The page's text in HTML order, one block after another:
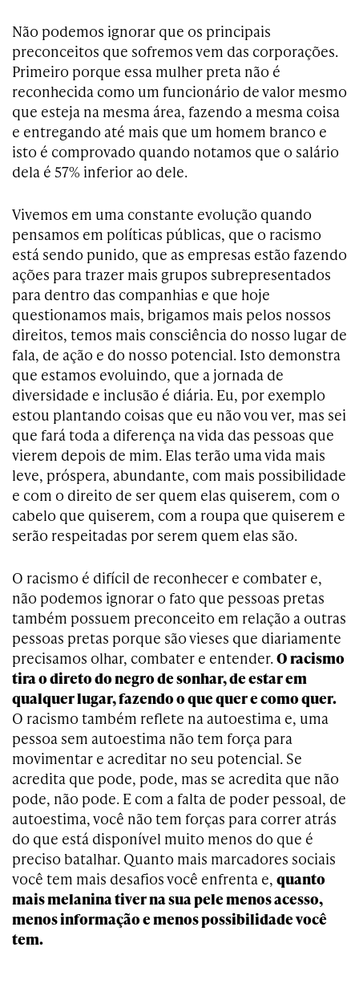
Não podemos ignorar que os principais
preconceitos que sofremos vem das corporações.
Primeiro porque essa mulher preta não é
reconhecida como um funcionário de valor mesmo
que esteja na mesma área, fazendo a mesma coisa
e entregando até mais que um homem branco e
isto é comprovado quando notamos que o salário
dela é 57% inferior ao dele.
Vivemos em uma constante evolução quando
pensamos em políticas públicas, que o racismo
está sendo punido, que as empresas estão fazendo
ações para trazer mais grupos subrepresentados
para dentro das companhias e que hoje
questionamos mais, brigamos mais pelos nossos
direitos, temos mais consciência do nosso lugar de
fala, de ação e do nosso potencial. Isto demonstra
que estamos evoluindo, que a jornada de
diversidade e inclusão é diária. Eu, por exemplo
estou plantando coisas que eu não vou ver, mas sei
que fará toda a diferença na vida das pessoas que
vierem depois de mim. Elas terão uma vida mais
leve, próspera, abundante, com mais possibilidade
e com o direito de ser quem elas quiserem, com o
cabelo que quiserem, com a roupa que quiserem e
serão respeitadas por serem quem elas são.
O racismo é difícil de reconhecer e combater e,
não podemos ignorar o fato que pessoas pretas
também possuem preconceito em relação a outras
pessoas pretas porque são vieses que diariamente
precisamos olhar, combater e entender.O racismo
tira o direto do negro de sonhar, de estar em
qualquer lugar, fazendo o que quer e como quer.
O racismo também reflete na autoestima e, uma
pessoa sem autoestima não tem força para
movimentar e acreditar no seu potencial. Se
acredita que pode, pode, mas se acredita que não
pode, não pode. E com a falta de poder pessoal, de
autoestima, você não tem forças para correr atrás
do que está disponível muito menos do que é
preciso batalhar. Quanto mais marcadores sociais
você tem mais desafios você enfrenta e, quanto
mais melanina tiver na sua pele menos acesso,
menos informação e menos possibilidade você
tem.